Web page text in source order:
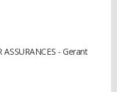
- Gerant